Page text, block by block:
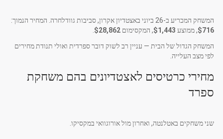
המשחק המכריע ב-26 ביוני באצטדיון אקרון, סביבות גוודלחרה. המחיר הנמוך:
$716, ממוצע $1,443, המקסימום $28,862
המשחק הגדול של הבית — עניין רב לשוק דובר ספרדית ואולי תנודת מחירים
לפי מצב העלייה.
מחירי כרטיסים לאצטדיונים בהם משחקת
ספרד
שני משחקים באטלנטה, ואחרון מול אורוגוואי במקסיקו.